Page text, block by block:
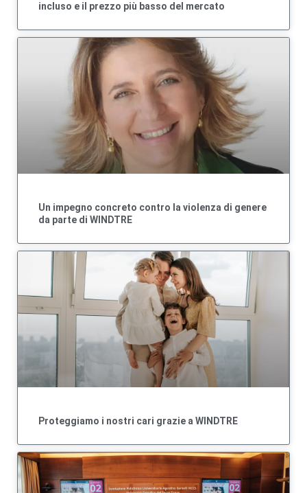
incluso e il prezzo più basso del mercato
Un impegno concreto contro la violenza di genere
da parte di WINDTRE
Proteggiamo i nostri cari grazie a WINDTRE